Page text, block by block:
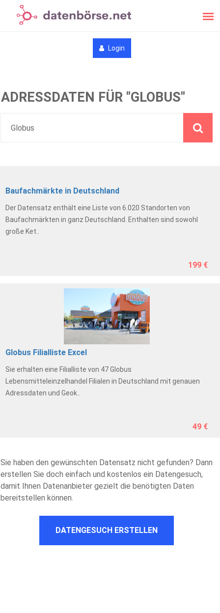
Login
ADRESSDATEN FÜR "GLOBUS"
Baufachmärkte in Deutschland
Der Datensatz enthält eine Liste von 6.020 Standorten von
Baufachmärkten in ganz Deutschland. Enthalten sind sowohl
große Ket..
199 €
Globus Filialliste Excel
Sie erhalten eine Filialliste von 47 Globus
Lebensmitteleinzelhandel Filialen in Deutschland mit genauen
Adressdaten und Geok..
49 €
Sie haben den gewünschten Datensatz nicht gefunden? Dann
erstellen Sie doch einfach und kostenlos ein Datengesuch,
damit Ihnen Datenanbieter gezielt die benötigten Daten
bereitstellen können.
DATENGESUCH ERSTELLEN